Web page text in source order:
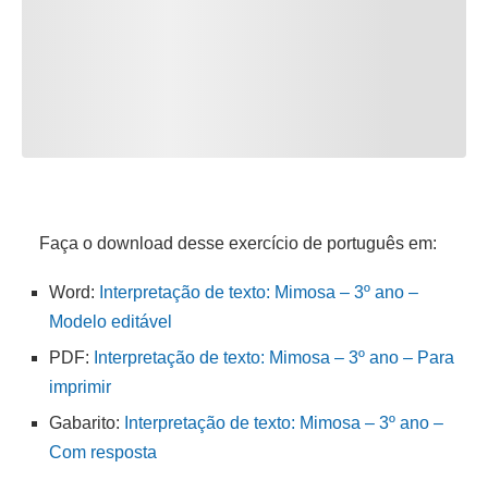
Faça o download desse exercício de português em:
Word: Interpretação de texto: Mimosa – 3º ano –
Modelo editável
PDF: Interpretação de texto: Mimosa – 3º ano – Para
imprimir
Gabarito: Interpretação de texto: Mimosa – 3º ano –
Com resposta